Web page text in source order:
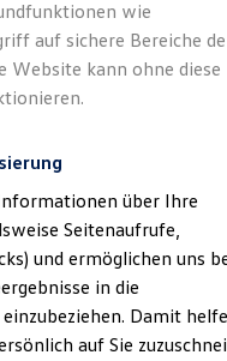
Leasing
Volkswagen
Der
wie
auf sichere Bereiche
Website kann ohne diese
über Ihre
Seitenaufrufe,
und ermöglichen uns
in die
Damit
auf Sie